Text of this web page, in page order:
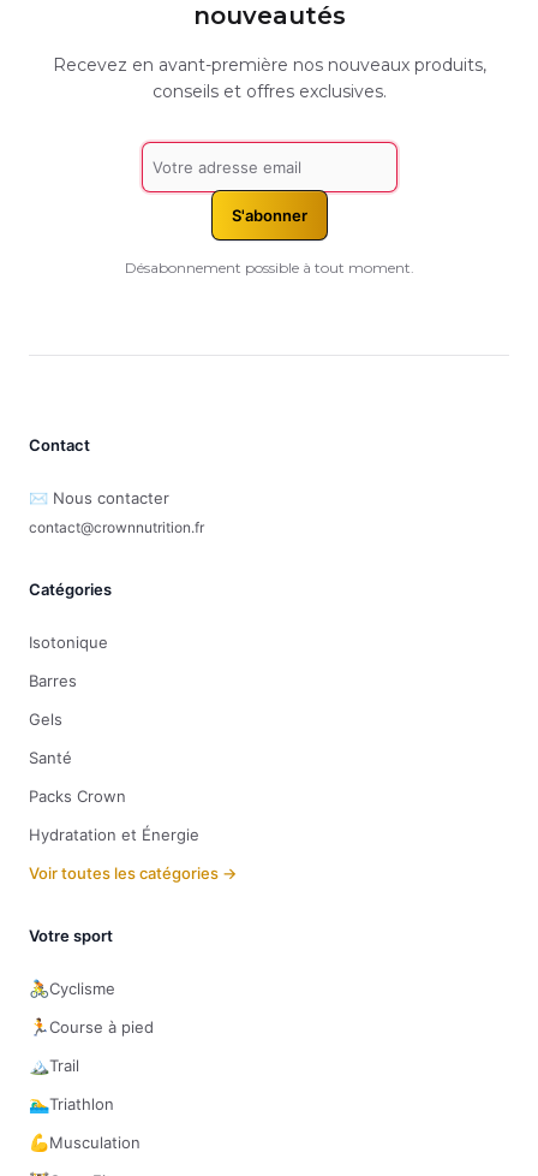
nouveautés
Recevez en avant-première nos nouveaux produits,
conseils et offres exclusives.
S'abonner
Désabonnement possible à tout moment.
Contact
✉️ Nous contacter
contact@crownnutrition.fr
Catégories
Isotonique
Barres
Gels
Santé
Packs Crown
Hydratation et Énergie
Voir toutes les catégories →
Votre sport
🚴Cyclisme
🏃Course à pied
🏔️Trail
🏊‍♂️Triathlon
💪Musculation